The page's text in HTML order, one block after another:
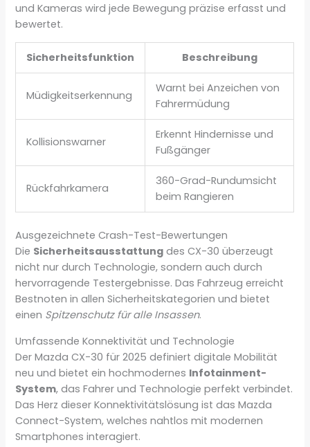
und Kameras wird jede Bewegung präzise erfasst und
bewertet.
Sicherheitsfunktion Beschreibung
Müdigkeitserkennung
Warnt bei Anzeichen von
Fahrermüdung
Kollisionswarner
Erkennt Hindernisse und
Fußgänger
Rückfahrkamera
360-Grad-Rundumsicht
beim Rangieren
Ausgezeichnete Crash-Test-Bewertungen
Die Sicherheitsausstattung des CX-30 überzeugt
nicht nur durch Technologie, sondern auch durch
hervorragende Testergebnisse. Das Fahrzeug erreicht
Bestnoten in allen Sicherheitskategorien und bietet
einen Spitzenschutz für alle Insassen.
Umfassende Konnektivität und Technologie
Der Mazda CX-30 für 2025 definiert digitale Mobilität
neu und bietet ein hochmodernes Infotainment-
System, das Fahrer und Technologie perfekt verbindet.
Das Herz dieser Konnektivitätslösung ist das Mazda
Connect-System, welches nahtlos mit modernen
Smartphones interagiert.